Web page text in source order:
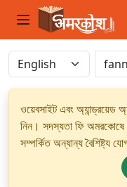
ওয়েবসাইট এবং অ্যান্ড্রয়েড
নিন। সদস্যতা ফি অমরকোষে
সম্পর্কিত অন্যান্য বৈশিষ্ট্য